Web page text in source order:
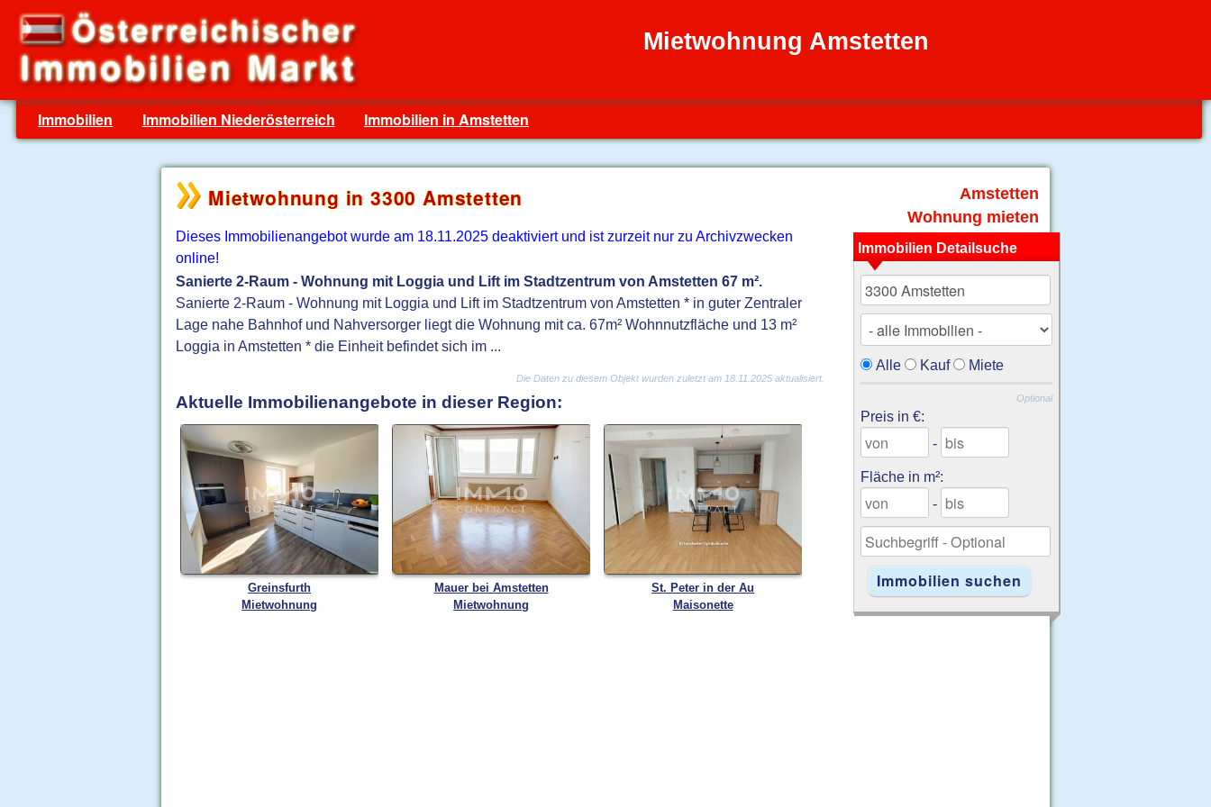
Mietwohnung Amstetten
Immobilien Immobilien Niederösterreich Immobilien in Amstetten
Mietwohnung in 3300 Amstetten
Dieses Immobilienangebot wurde am 18.11.2025 deaktiviert und ist zurzeit nur zu Archivzwecken
online!
Sanierte 2-Raum - Wohnung mit Loggia und Lift im Stadtzentrum von Amstetten 67 m².
Sanierte 2-Raum - Wohnung mit Loggia und Lift im Stadtzentrum von Amstetten * in guter Zentraler
Lage nahe Bahnhof und Nahversorger liegt die Wohnung mit ca. 67m² Wohnnutzfläche und 13 m²
Loggia in Amstetten * die Einheit befindet sich im ...
Die Daten zu diesem Objekt wurden zuletzt am 18.11.2025 aktualisiert.
Aktuelle Immobilienangebote in dieser Region:
Greinsfurth
Mietwohnung
Mauer bei Amstetten
Mietwohnung
St. Peter in der Au
Maisonette
Amstetten
Wohnung mieten
Immobilien Detailsuche
Alle Kauf Miete
Optional
Preis in €:
-
Fläche in m²:
-